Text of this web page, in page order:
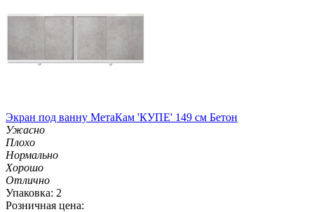
Экран под ванну МетаКам 'КУПЕ' 149 см Бетон
Ужасно
Плохо
Нормально
Хорошо
Отлично
Упаковка: 2
Розничная цена: